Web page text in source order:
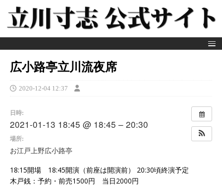
広小路亭立川流夜席
2020-12-04 12:37
日時:
2021-01-13 18:45 @ 18:45 – 20:30
場所:
お江戸上野広小路亭
18:15開場 18:45開演（前座は開演前） 20:30頃終演予定
木戸銭：予約・前売1500円 当日2000円